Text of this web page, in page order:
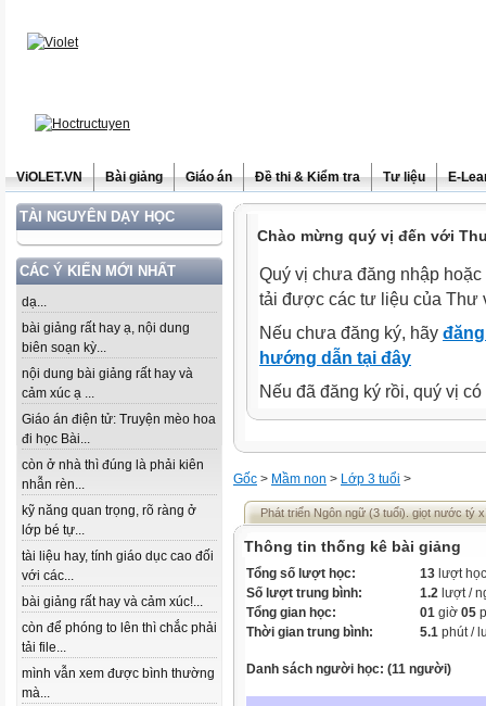
ViOLET.VN Bài giảng Giáo án Đề thi & Kiểm tra Tư liệu E-
TÀI NGUYÊN DẠY HỌC
CÁC Ý KIẾN MỚI NHẤT
dạ...
bài giảng rất hay ạ, nội dung
biên soạn kỳ...
nội dung bài giảng rất hay và
cảm xúc ạ ...
Giáo án điện tử: Truyện mèo hoa
đi học Bài...
còn ở nhà thì đúng là phải kiên
nhẫn rèn...
kỹ năng quan trọng, rõ ràng ở
lớp bé tự...
tài liệu hay, tính giáo dục cao đối
với các...
bài giảng rất hay và cảm xúc!...
còn để phóng to lên thì chắc phải
tải file...
mình vẫn xem được bình thường
mà...
Chào mừng quý vị đến với
Quý vị chưa đăng nhập
tải được các tư liệu của Thư
Nếu chưa đăng ký, hãy
hướng dẫn tại đây
Nếu đã đăng ký rồi, quý vị
Gốc > Mầm non > Lớp 3 tuổi >
Phát triển Ngôn ngữ (3 tuổi). giọt nước tý
Thông tin thống kê bài giảng
Tổng số lượt học: 13 lượt học
Số lượt trung bình:
1.2 lượt /
Tổng gian học:
01 giờ 05
Thời gian trung bình:
5.1 phút /
Danh sách người học: (11 người)